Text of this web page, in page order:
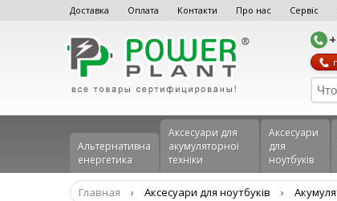
Доставка Оплата Контакти Про нас Сервіс
Альтернативна
енергетика
Аксесуари для
акумуляторної
техніки
Аксесуари
для
ноутбуків
Главная › Аксесуари для ноутбуків ›